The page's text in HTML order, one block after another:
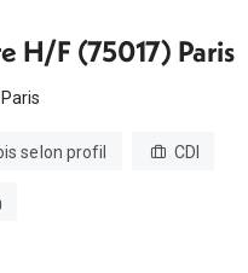
H/F (75017) Paris
selon profil CDI